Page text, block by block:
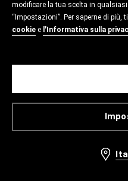
modificare la tua scelta in
“Impostazioni”. Per saperne di più,
cookie e l'Informativa sulla